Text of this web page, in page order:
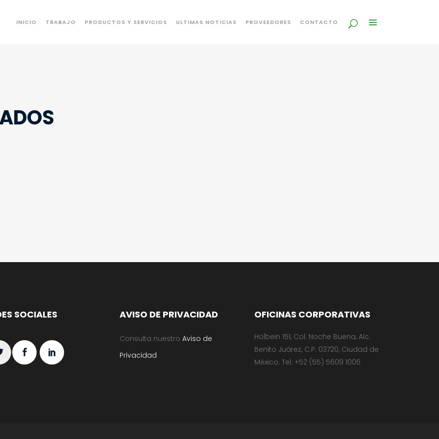
INICIO TRABAJO PRODUCTOS Y SERVICIOS ULTIMAS NOTICIAS PROVEEDORES CONTACTO
SOCIALES AVISO DE PRIVACIDAD
Consulta nuestro Aviso de
Privacidad
OFICINAS CORPORATIVAS
Holbein 151, Col. Noche Buena, Alc.
Benito Juárez, C.P. 03720, Ciudad de
México. Tel: +52 (55) 5609 1006